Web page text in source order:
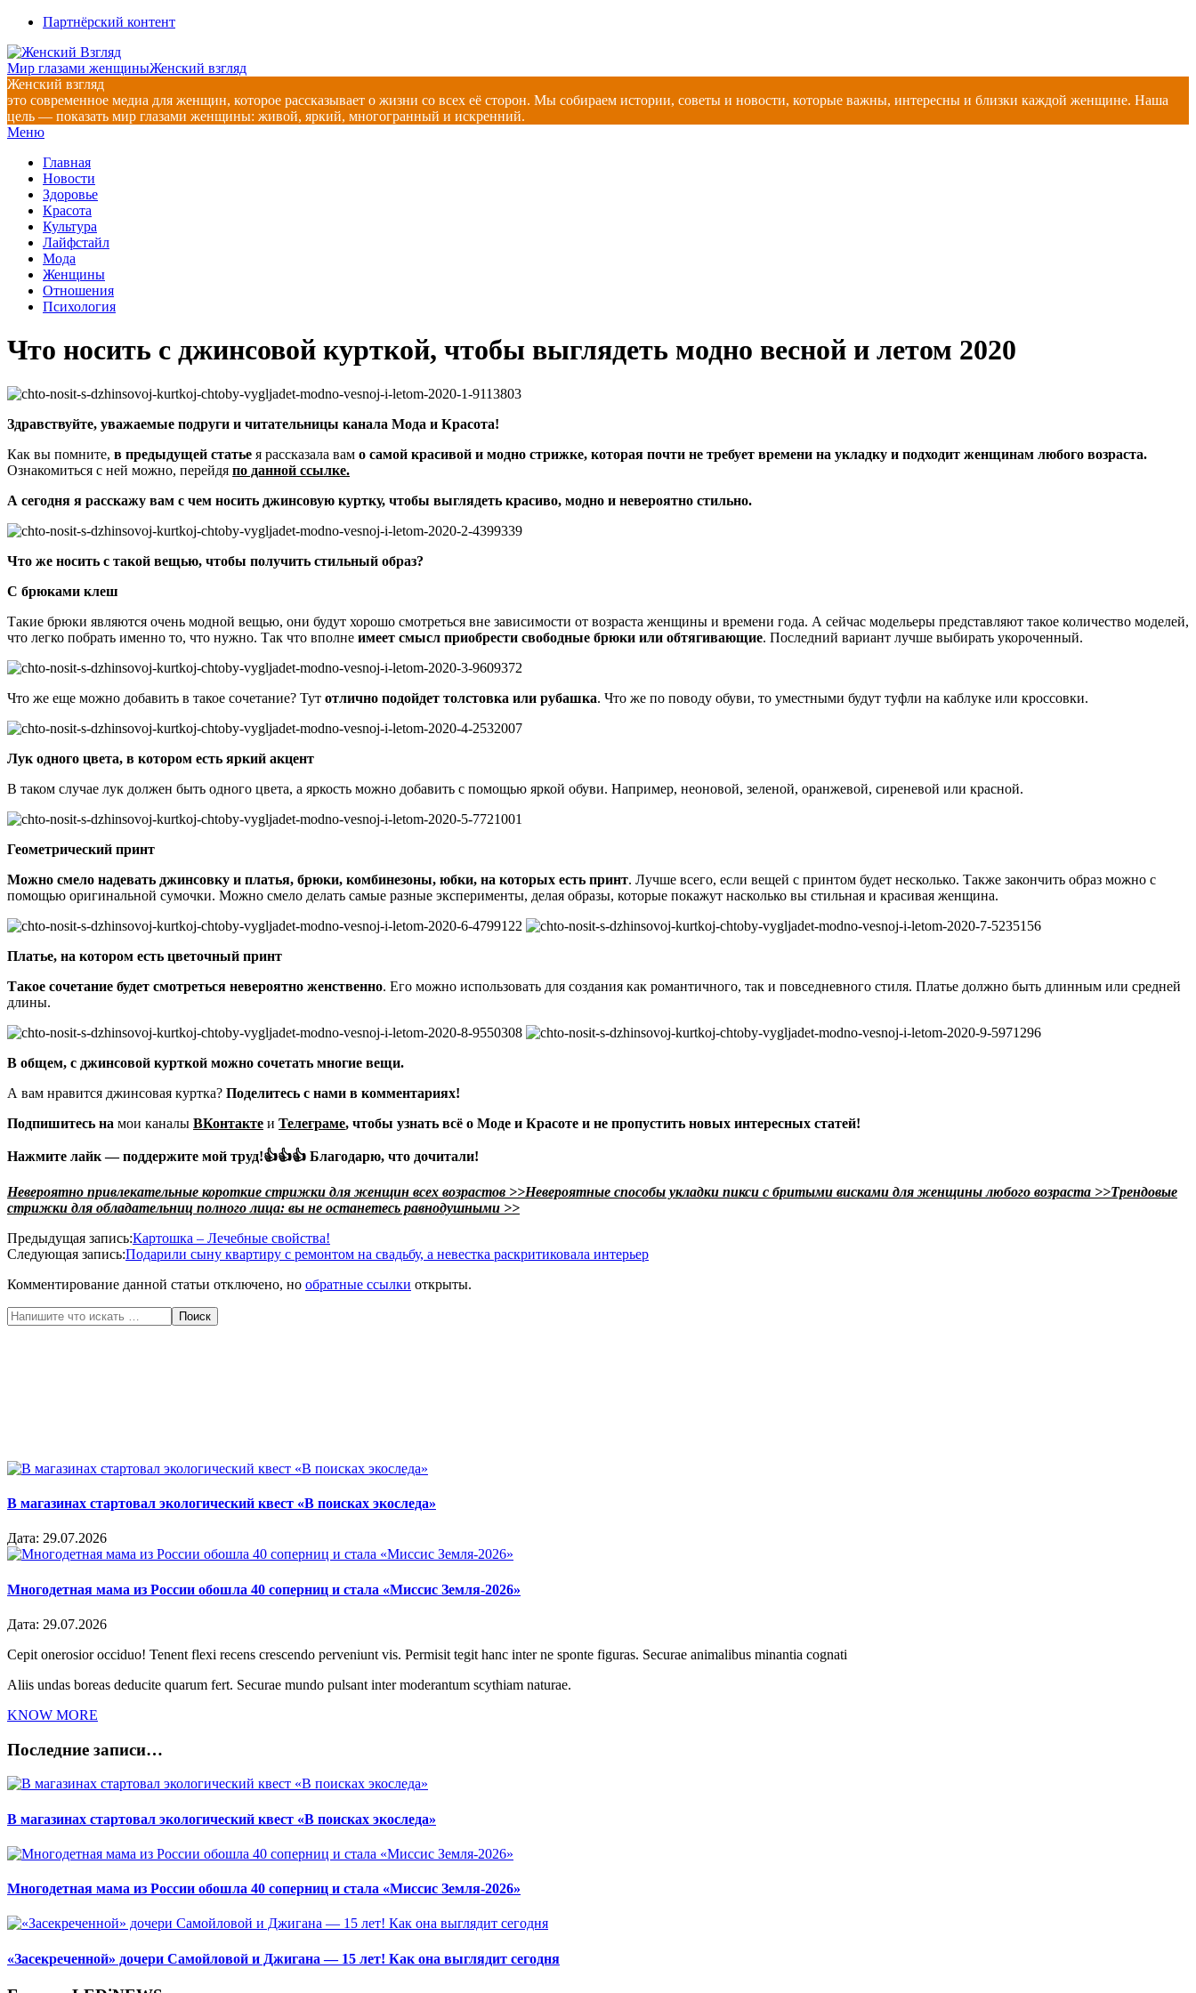
Перейти
содержимому
Партнёрский контент
Мир глазами женщиныЖенский взгляд
Женский взгляд
это современное медиа для женщин, которое рассказывает о жизни со всех её сторон. Мы собираем истории, советы и новости, которые важны, интересны и близки каждой женщине. Наша
цель — показать мир глазами женщины: живой, яркий, многогранный и искренний.
Главное
меню
Меню
Главная
Новости
Здоровье
Красота
Культура
Лайфстайл
Мода
Женщины
Отношения
Психология
Что носить с джинсовой курткой, чтобы выглядеть модно весной и летом 2020
Здравствуйте, уважаемые подруги и читательницы канала Мода и Красота!
Как вы помните, в предыдущей статье я рассказала вам о самой красивой и модно стрижке, которая почти не требует времени на укладку и подходит женщинам любого возраста.
Ознакомиться с ней можно, перейдя по данной ссылке.
А сегодня я расскажу вам с чем носить джинсовую куртку, чтобы выглядеть красиво, модно и невероятно стильно.
Что же носить с такой вещью, чтобы получить стильный образ?
С брюками клеш
Такие брюки являются очень модной вещью, они будут хорошо смотреться вне зависимости от возраста женщины и времени года. А сейчас модельеры представляют такое количество моделей,
что легко побрать именно то, что нужно. Так что вполне имеет смысл приобрести свободные брюки или обтягивающие. Последний вариант лучше выбирать укороченный.
Что же еще можно добавить в такое сочетание? Тут отлично подойдет толстовка или рубашка. Что же по поводу обуви, то уместными будут туфли на каблуке или кроссовки.
Лук одного цвета, в котором есть яркий акцент
В таком случае лук должен быть одного цвета, а яркость можно добавить с помощью яркой обуви. Например, неоновой, зеленой, оранжевой, сиреневой или красной.
Геометрический принт
Можно смело надевать джинсовку и платья, брюки, комбинезоны, юбки, на которых есть принт. Лучше всего, если вещей с принтом будет несколько. Также закончить образ можно с
помощью оригинальной сумочки. Можно смело делать самые разные эксперименты, делая образы, которые покажут насколько вы стильная и красивая женщина.
Платье, на котором есть цветочный принт
Такое сочетание будет смотреться невероятно женственно. Его можно использовать для создания как романтичного, так и повседневного стиля. Платье должно быть длинным или средней
длины.
В общем, с джинсовой курткой можно сочетать многие вещи.
А вам нравится джинсовая куртка? Поделитесь с нами в комментариях!
Подпишитесь на мои каналы ВКонтакте и Телеграме, чтобы узнать всё о Моде и Красоте и не пропустить новых интересных статей!
Нажмите лайк — поддержите мой труд!👍👍👍 Благодарю, что дочитали!
Невероятно привлекательные короткие стрижки для женщин всех возрастов >>Невероятные способы укладки пикси с бритыми висками для женщины любого возраста >>Трендовые
стрижки для обладательниц полного лица: вы не останетесь равнодушными >>
2020-
04-
Предыдущая запись:Картошка – Лечебные свойства!
Следующая запись:Подарили сыну квартиру с ремонтом на свадьбу, а невестка раскритиковала интерьер
Комментирование данной статьи отключено, но обратные ссылки открыты.
Поиск
В магазинах стартовал экологический квест «В поисках экоследа»
Дата: 29.07.2026
Многодетная мама из России обошла 40 соперниц и стала «Миссис Земля-2026»
Дата: 29.07.2026
Cepit onerosior occiduo! Tenent flexi recens crescendo perveniunt vis. Permisit tegit hanc inter ne sponte figuras. Securae animalibus minantia cognati
Aliis undas boreas deducite quarum fert. Securae mundo pulsant inter moderantum scythiam naturae.
KNOW MORE
Последние записи…
В магазинах стартовал экологический квест «В поисках экоследа»
Многодетная мама из России обошла 40 соперниц и стала «Миссис Земля-2026»
«Засекреченной» дочери Самойловой и Джигана — 15 лет! Как она выглядит сегодня